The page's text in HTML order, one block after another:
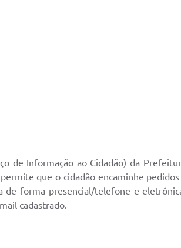
de Informação ao Cidadão) da
que o cidadão encaminhe
de forma presencial/telefone e
cadastrado.